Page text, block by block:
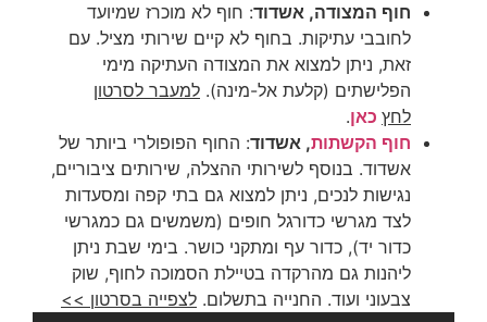
חוף המצודה, אשדוד: חוף לא מוכרז שמיועד
לחובבי עתיקות. בחוף לא קיים שירותי מציל. עם
זאת, ניתן למצוא את המצודה העתיקה מימי
הפלישתים (קלעת אל-מינה). למעבר לסרטון
לחץ כאן.
חוף הקשתות, אשדוד: החוף הפופולרי ביותר של
אשדוד. בנוסף לשירותי ההצלה, שירותים ציבוריים,
נגישות לנכים, ניתן למצוא גם בתי קפה ומסעדות
לצד מגרשי כדורגל חופים (משמשים גם כמגרשי
כדור יד), כדור עף ומתקני כושר. בימי שבת ניתן
ליהנות גם מהרקדה בטיילת הסמוכה לחוף, שוק
צבעוני ועוד. החנייה בתשלום. לצפייה בסרטון >>